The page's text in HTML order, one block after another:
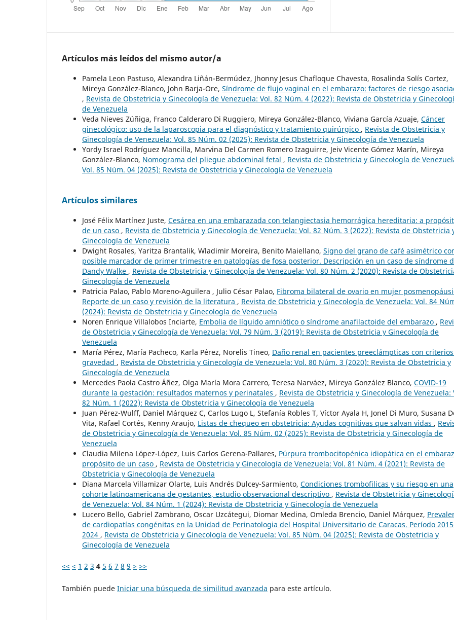
Artículos más leídos del mismo autor/a
Pamela Leon Pastuso, Alexandra Liñán-Bermúdez, Jhonny Jesus Chafloque Chavesta, Rosalinda Solís Cortez,
Mireya González-Blanco, John Barja-Ore, Síndrome de flujo vaginal en el embarazo: factores de riesgo
, Revista de Obstetricia y Ginecología de Venezuela: Vol. 82 Núm. 4 (2022): Revista de Obstetricia y
de Venezuela
Veda Nieves Zúñiga, Franco Calderaro Di Ruggiero, Mireya González-Blanco, Viviana García Azuaje, Cáncer
ginecológico: uso de la laparoscopia para el diagnóstico y tratamiento quirúrgico , Revista de Obstetricia y
Ginecología de Venezuela: Vol. 85 Núm. 02 (2025): Revista de Obstetricia y Ginecología de Venezuela
Yordy Israel Rodríguez Mancilla, Marvina Del Carmen Romero Izaguirre, Jeiv Vicente Gómez Marín, Mireya
González-Blanco, Nomograma del pliegue abdominal fetal , Revista de Obstetricia y Ginecología de
Vol. 85 Núm. 04 (2025): Revista de Obstetricia y Ginecología de Venezuela
Artículos similares
José Félix Martínez Juste, Cesárea en una embarazada con telangiectasia hemorrágica hereditaria: a
de un caso , Revista de Obstetricia y Ginecología de Venezuela: Vol. 82 Núm. 3 (2022): Revista de Obstetricia
Ginecología de Venezuela
Dwight Rosales, Yaritza Brantalik, Wladimir Moreira, Benito Maiellano, Signo del grano de café asimétrico
posible marcador de primer trimestre en patologías de fosa posterior. Descripción en un caso de síndrome
Dandy Walke , Revista de Obstetricia y Ginecología de Venezuela: Vol. 80 Núm. 2 (2020): Revista de
Ginecología de Venezuela
Patricia Palao, Pablo Moreno-Aguilera , Julio César Palao, Fibroma bilateral de ovario en mujer
Reporte de un caso y revisión de la literatura , Revista de Obstetricia y Ginecología de Venezuela: Vol. 84
(2024): Revista de Obstetricia y Ginecología de Venezuela
Noren Enrique Villalobos Inciarte, Embolia de líquido amniótico o síndrome anafilactoide del embarazo ,
de Obstetricia y Ginecología de Venezuela: Vol. 79 Núm. 3 (2019): Revista de Obstetricia y Ginecología de
Venezuela
María Pérez, María Pacheco, Karla Pérez, Norelis Tineo, Daño renal en pacientes preeclámpticas con
gravedad , Revista de Obstetricia y Ginecología de Venezuela: Vol. 80 Núm. 3 (2020): Revista de Obstetricia y
Ginecología de Venezuela
Mercedes Paola Castro Áñez, Olga María Mora Carrero, Teresa Narváez, Mireya González Blanco, COVID-19
durante la gestación: resultados maternos y perinatales , Revista de Obstetricia y Ginecología de Venezuela:
82 Núm. 1 (2022): Revista de Obstetricia y Ginecología de Venezuela
Juan Pérez-Wulff, Daniel Márquez C, Carlos Lugo L, Stefanía Robles T, Víctor Ayala H, Jonel Di Muro, Susana
Vita, Rafael Cortés, Kenny Araujo, Listas de chequeo en obstetricia: Ayudas cognitivas que salvan vidas ,
de Obstetricia y Ginecología de Venezuela: Vol. 85 Núm. 02 (2025): Revista de Obstetricia y Ginecología de
Venezuela
Claudia Milena López-López, Luis Carlos Gerena-Pallares, Púrpura trombocitopénica idiopática en el
propósito de un caso , Revista de Obstetricia y Ginecología de Venezuela: Vol. 81 Núm. 4 (2021): Revista de
Obstetricia y Ginecología de Venezuela
Diana Marcela Villamizar Olarte, Luis Andrés Dulcey-Sarmiento, Condiciones trombofilicas y su riesgo en una
cohorte latinoamericana de gestantes, estudio observacional descriptivo , Revista de Obstetricia y
de Venezuela: Vol. 84 Núm. 1 (2024): Revista de Obstetricia y Ginecología de Venezuela
Lucero Bello, Gabriel Zambrano, Oscar Uzcátegui, Diomar Medina, Omleda Brencio, Daniel Márquez,
de cardiopatías congénitas en la Unidad de Perinatologia del Hospital Universitario de Caracas. Período
2024 , Revista de Obstetricia y Ginecología de Venezuela: Vol. 85 Núm. 04 (2025): Revista de Obstetricia y
Ginecología de Venezuela
<< < 1 2 3 4 5 6 7 8 9 > >>
También puede Iniciar una búsqueda de similitud avanzada para este artículo.